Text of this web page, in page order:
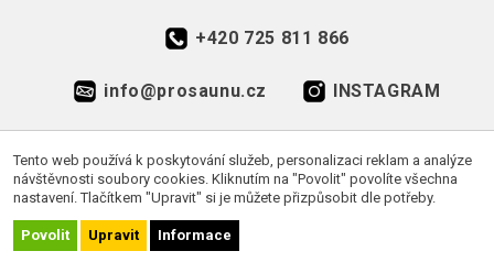
+420 725 811 866
info@prosaunu.cz INSTAGRAM
Tento web používá k poskytování služeb, personalizaci reklam a analýze
návštěvnosti soubory cookies. Kliknutím na "Povolit" povolíte všechna
nastavení. Tlačítkem "Upravit" si je můžete přizpůsobit dle potřeby.
Povolit Upravit Informace